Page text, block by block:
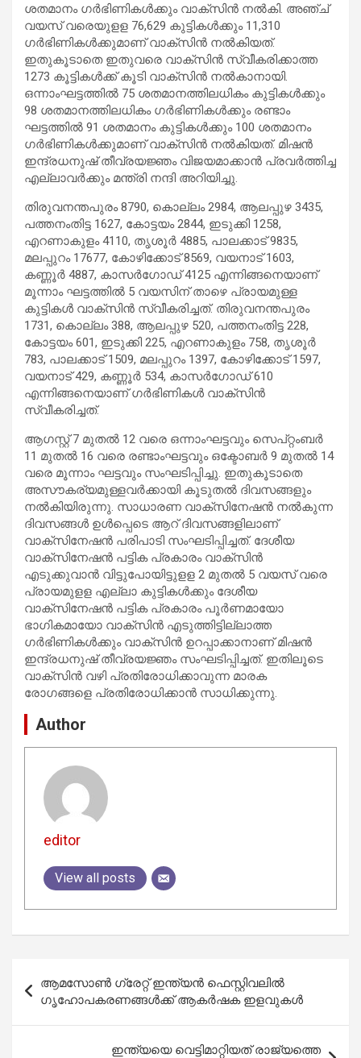
ശതമാനം ഗര്‍ഭിണികള്‍ക്കും വാക്‌സിന്‍ നല്‍കി. അഞ്ച്
വയസ് വരെയുളള 76,629 കുട്ടികള്‍ക്കും 11,310
ഗര്‍ഭിണികള്‍ക്കുമാണ് വാക്‌സിന്‍ നല്‍കിയത്.
ഇതുകൂടാതെ ഇതുവരെ വാക്‌സിന്‍ സ്വീകരിക്കാത്ത
1273 കൂട്ടികള്‍ക്ക് കൂടി വാക്‌സിന്‍ നല്‍കാനായി.
ഒന്നാംഘട്ടത്തില്‍ 75 ശതമാനത്തിലധികം കുട്ടികള്‍ക്കും
98 ശതമാനത്തിലധികം ഗര്‍ഭിണികള്‍ക്കും രണ്ടാം
ഘട്ടത്തില്‍ 91 ശതമാനം കുട്ടികള്‍ക്കും 100 ശതമാനം
ഗര്‍ഭിണികള്‍ക്കുമാണ് വാക്‌സിന്‍ നല്‍കിയത്. മിഷന്‍
ഇന്ദ്രധനുഷ് തീവ്രയജ്ഞം വിജയമാക്കാന്‍ പ്രവര്‍ത്തിച്ച
എല്ലാവര്‍ക്കും മന്ത്രി നന്ദി അറിയിച്ചു.
തിരുവനന്തപുരം 8790, കൊല്ലം 2984, ആലപ്പുഴ 3435,
പത്തനംതിട്ട 1627, കോട്ടയം 2844, ഇടുക്കി 1258,
എറണാകുളം 4110, തൃശൂര്‍ 4885, പാലക്കാട് 9835,
മലപ്പുറം 17677, കോഴിക്കോട് 8569, വയനാട് 1603,
കണ്ണൂര്‍ 4887, കാസര്‍ഗോഡ് 4125 എന്നിങ്ങനെയാണ്
മൂന്നാം ഘട്ടത്തില്‍ 5 വയസിന് താഴെ പ്രായമുള്ള
കുട്ടികള്‍ വാക്‌സിന്‍ സ്വീകരിച്ചത്. തിരുവനന്തപുരം
1731, കൊല്ലം 388, ആലപ്പുഴ 520, പത്തനംതിട്ട 228,
കോട്ടയം 601, ഇടുക്കി 225, എറണാകുളം 758, തൃശൂര്‍
783, പാലക്കാട് 1509, മലപ്പുറം 1397, കോഴിക്കോട് 1597,
വയനാട് 429, കണ്ണൂര്‍ 534, കാസര്‍ഗോഡ് 610
എന്നിങ്ങനെയാണ് ഗര്‍ഭിണികള്‍ വാക്‌സിന്‍
സ്വീകരിച്ചത്.
ആഗസ്റ്റ് 7 മുതല്‍ 12 വരെ ഒന്നാംഘട്ടവും സെപ്റ്റംബര്‍
11 മുതല്‍ 16 വരെ രണ്ടാംഘട്ടവും ഒക്ടോബര്‍ 9 മുതല്‍ 14
വരെ മൂന്നാം ഘട്ടവും സംഘടിപ്പിച്ചു. ഇതുകൂടാതെ
അസൗകര്യമുള്ളവര്‍ക്കായി കൂടുതല്‍ ദിവസങ്ങളും
നല്‍കിയിരുന്നു. സാധാരണ വാക്‌സിനേഷന്‍ നല്‍കുന്ന
ദിവസങ്ങള്‍ ഉള്‍പ്പെടെ ആറ് ദിവസങ്ങളിലാണ്
വാക്‌സിനേഷന്‍ പരിപാടി സംഘടിപ്പിച്ചത്. ദേശീയ
വാക്‌സിനേഷന്‍ പട്ടിക പ്രകാരം വാക്‌സിന്‍
എടുക്കുവാന്‍ വിട്ടുപോയിട്ടുളള 2 മുതല്‍ 5 വയസ് വരെ
പ്രായമുളള എല്ലാ കുട്ടികള്‍ക്കും ദേശീയ
വാക്‌സിനേഷന്‍ പട്ടിക പ്രകാരം പൂര്‍ണമായോ
ഭാഗികമായോ വാക്‌സിന്‍ എടുത്തിട്ടില്ലാത്ത
ഗര്‍ഭിണികള്‍ക്കും വാക്‌സിന്‍ ഉറപ്പാക്കാനാണ് മിഷന്‍
ഇന്ദ്രധനുഷ് തീവ്രയജ്ഞം സംഘടിപ്പിച്ചത്. ഇതിലൂടെ
വാക്‌സിന്‍ വഴി പ്രതിരോധിക്കാവുന്ന മാരക
രോഗങ്ങളെ പ്രതിരോധിക്കാന്‍ സാധിക്കുന്നു.
Author
editor
View all posts
navigation
ആമസോൺ ഗ്രേറ്റ് ഇന്ത്യൻ ഫെസ്റ്റിവലിൽ
ഗൃഹോപകരണങ്ങൾക്ക് ആകർഷക ഇളവുകൾ
ഇന്ത്യയെ വെട്ടിമാറ്റിയത് രാജ്യത്തെ